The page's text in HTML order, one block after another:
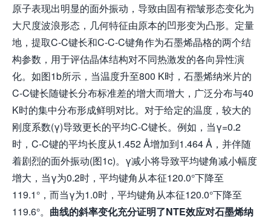
原子表现出明显的面外振动，导致由固有褶皱形态变化为
大尺度波浪形态，几何特征由原本的凹形变为凸形。定量
地，提取C-C键长和C-C-C键角作为石墨烯晶格的两个结
构参数，用于评估晶体结构对不同热激发的各向异性演
化。如图1b所示，当温度升至800 K时，石墨烯纳米片的
C-C键长随键长分布标准差的增大而增大，广泛分布与40
K时的集中分布形成鲜明对比。对于给定的温度，较大的
刚度系数(γ)导致更长的平均C-C键长。例如，当γ=0.2
时，C-C键的平均长度从1.452 Å增加到1.464 Å，并伴随
着剧烈的面外振动(图1c)。γ减小将导致平均键角减小幅度
增大，当γ为0.2时，平均键角从本征120.0°下降至
119.1°，而当γ为1.0时，平均键角从本征120.0°下降至
119.6°。 曲线的斜率变化充分证明了NTE效应对石墨烯纳